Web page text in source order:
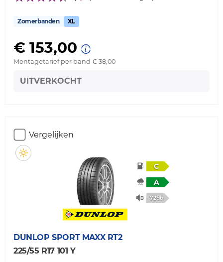
Zomerbanden XL
€ 153,00
Montagetarief per band € 38,00
UITVERKOCHT
Vergelijken
C
A
72db
DUNLOP SPORT MAXX RT2
225/55 R17 101 Y